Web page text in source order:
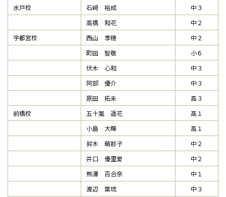
水戸校
石﨑 裕成
中３
高橋 和花
中２
宇都宮校
西山 季穂
中２
町田 智敬
小６
伏木 心和
中３
阿部 優介
中３
原田 拓未
高３
前橋校
五十嵐 遥花
高１
小島 大暉
高１
鈴木 萌那子
中２
井口 優里愛
中２
熊澤 百合奈
中１
渡辺 葉琉
中３